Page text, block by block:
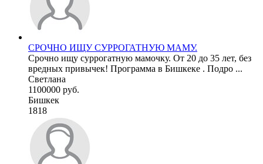
СРОЧНО ИЩУ СУРРОГАТНУЮ МАМУ.
Срочно ищу суррогатную мамочку. От 20 до 35 лет, без
вредных привычек! Программа в Бишкеке . Подро ...
Светлана
1100000 руб.
Бишкек
1818